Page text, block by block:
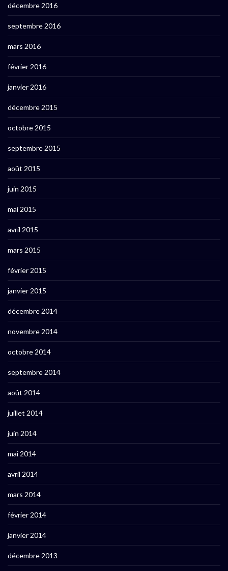
décembre 2016
septembre 2016
mars 2016
février 2016
janvier 2016
décembre 2015
octobre 2015
septembre 2015
août 2015
juin 2015
mai 2015
avril 2015
mars 2015
février 2015
janvier 2015
décembre 2014
novembre 2014
octobre 2014
septembre 2014
août 2014
juillet 2014
juin 2014
mai 2014
avril 2014
mars 2014
février 2014
janvier 2014
décembre 2013